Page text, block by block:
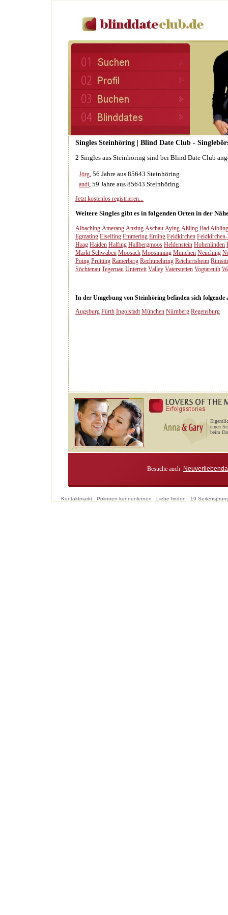
Singles Steinhöring | Blind Date Club -
2 Singles aus Steinhöring sind bei Blind Date Club
Jörg, 56 Jahre aus 85643 Steinhöring
andi, 59 Jahre aus 85643 Steinhöring
Jetzt kostenlos registrieren...
Weitere Singles gibt es in folgenden Orten in der
Albaching Amerang Anzing Aschau Aying Aßling Bad Aibling
Egmating Eiselfing Emmering Erding Feldkirchen
Haag Haiden Halfing Hallbergmoos Heldenstein Hohenlinden
Markt Schwaben Moosach Moosinning München Neuching
Poing Prutting Ramerberg Rechtmehring Reichertsheim
Söchtenau Tegernau Unterreit Valley Vaterstetten Vogtareuth
In der Umgebung von Steinhöring befinden sich folgende
Augsburg Fürth Ingolstadt München Nürnberg Regensburg
einen
beim
Besuche auch
Kontaktmarkt Polinnen kennenlernen Liebe finden 19